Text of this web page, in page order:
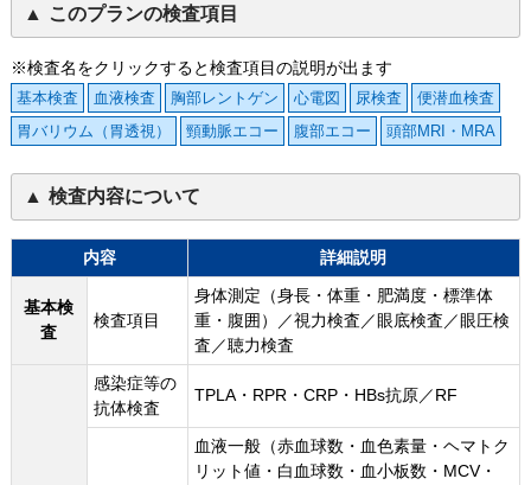
このプランの検査項目
※検査名をクリックすると検査項目の説明が出ます
基本検査 血液検査 胸部レントゲン 心電図 尿検査
便潜血検査
胃バリウム（胃透視）
頸動脈エコー 腹部エコー 頭部MRI・MRA
検査内容について
内容 詳細説明
基本検
査
検査項目
身体測定（身長・体重・肥満度・標準体
重・腹囲）／視力検査／眼底検査／眼圧検
査／聴力検査
感染症等の
抗体検査
TPLA・RPR・CRP・HBs抗原／RF
血液一般（赤血球数・血色素量・ヘマトク
リット値・白血球数・血小板数・MCV・